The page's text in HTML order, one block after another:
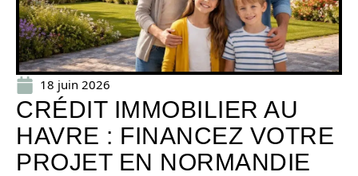
18 juin 2026
CRÉDIT IMMOBILIER AU
HAVRE : FINANCEZ VOTRE
PROJET EN NORMANDIE